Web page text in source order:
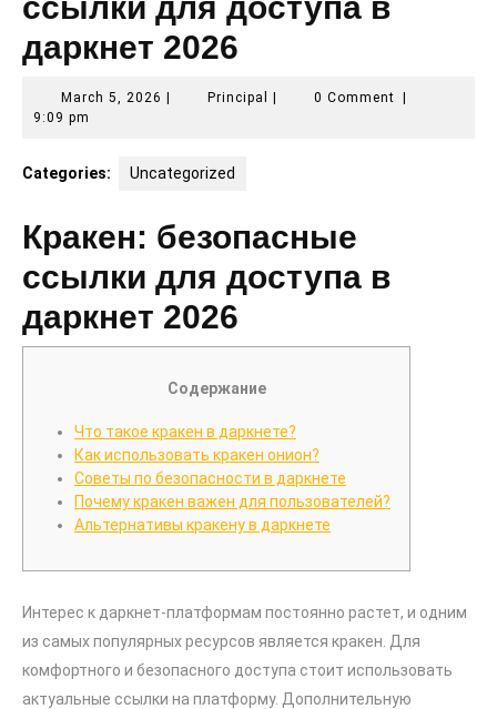
даркнет 2026
March 5, 2026 March
Principal Principal0 Comment
9:09 pm
Categories: Uncategorized
Кракен: безопасные
ссылки для доступа в
даркнет 2026
Содержание
Что такое кракен в даркнете?
Как использовать кракен онион?
Советы по безопасности в даркнете
Почему кракен важен для пользователей?
Альтернативы кракену в даркнете
Интерес к даркнет-платформам постоянно растет, и одним
из самых популярных ресурсов является кракен. Для
комфортного и безопасного доступа стоит использовать
актуальные ссылки на платформу. Дополнительную